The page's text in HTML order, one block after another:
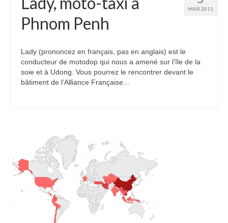
MAR 2011
Phnom Penh
Lady (prononcez en français, pas en anglais) est le
conducteur de motodop qui nous a amené sur l’île de la
soie et à Udong. Vous pourrez le rencontrer devant le
bâtiment de l’Alliance Française…